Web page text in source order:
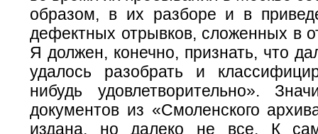
образом, в их разборе и в
дефектных отрывков, сложенных в
Я должен, конечно, признать, что
удалось разобрать и
нибудь удовлетворительно».
документов из «Смоленского
издана, но далеко не все. К